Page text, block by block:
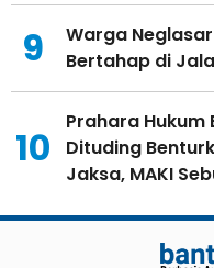
9
Warga
Bertahap di
10
Prahara Hukum
Dituding
Jaksa, MAKI